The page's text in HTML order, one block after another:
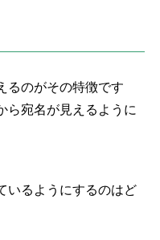
るのがその特徴です
ら宛名が見えるように
いるようにするのはど